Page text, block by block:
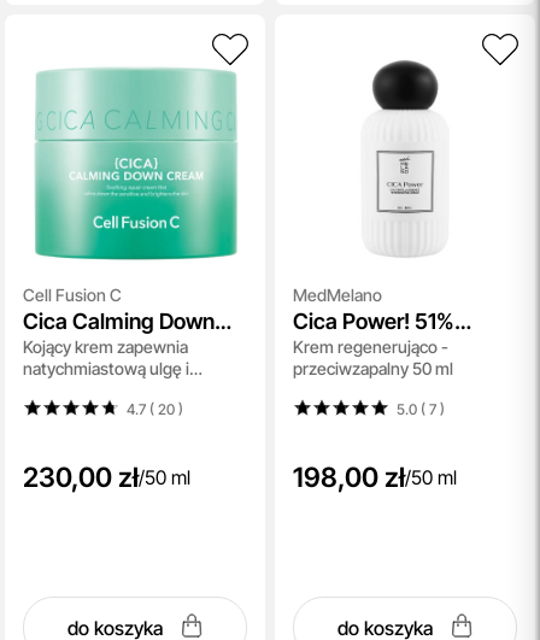
Cell Fusion C
Cica Calming Down
Cream
Kojący krem zapewnia
natychmiastową ulgę i
4.7 ( 20)
230,00 zł/50 ml
do koszyka
MedMelano
Cica Power! 51%
Centella Essence
Regenerating Cream
Krem regenerująco -
przeciwzapalny 50 ml
5.0 ( 7)
198,00 zł/50 ml
do koszyka